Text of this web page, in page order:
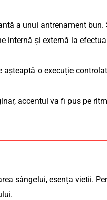
a unui antrenament bun.
internă și externă la
așteaptă o execuție
accentul va fi pus pe
sângelui, esența vietii.